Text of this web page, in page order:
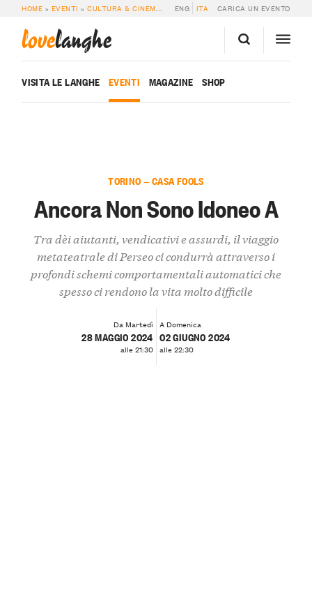
HOME » EVENTI »CULTURA & CINEMA » ANCORA NON SONO IDONEO A
ENG ITA CARICA UN EVENTO
lovelanghe
VISITA LE LANGHE EVENTI MAGAZINE SHOP
TORINO — CASA FOOLS
Ancora Non Sono Idoneo A
Tra dèi aiutanti, vendicativi e assurdi, il viaggio
metateatrale di Perseo ci condurrà attraverso i
profondi schemi comportamentali automatici che
spesso ci rendono la vita molto difficile
Da Martedì
28 MAGGIO 2024
alle 21:30
A Domenica
02 GIUGNO 2024
alle 22:30